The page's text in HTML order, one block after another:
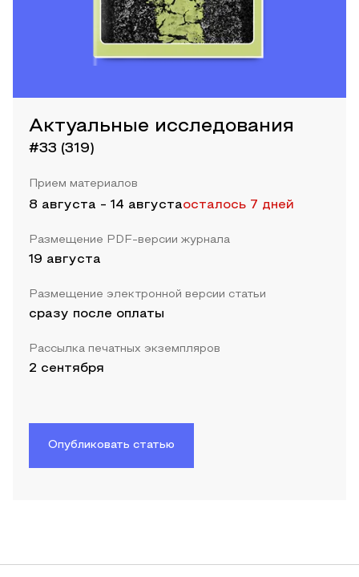
Актуальные исследования
#33 (319)
Прием материалов
8 августа - 14 августаосталось 7 дней
Размещение PDF-версии журнала
19 августа
Размещение электронной версии статьи
сразу после оплаты
Рассылка печатных экземпляров
2 сентября
Опубликовать статью